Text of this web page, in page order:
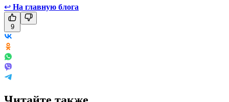
↩ На главную блога
9